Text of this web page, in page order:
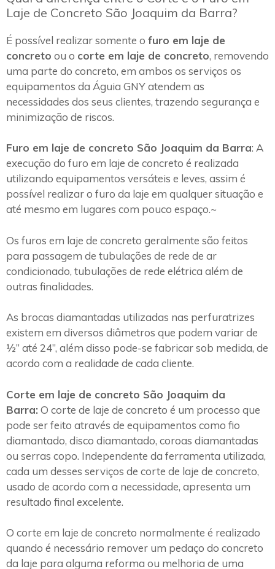
Laje de Concreto São Joaquim da Barra?
É possível realizar somente o furo em laje de
concreto ou o corte em laje de concreto, removendo
uma parte do concreto, em ambos os serviços os
equipamentos da Águia GNY atendem as
necessidades dos seus clientes, trazendo segurança e
minimização de riscos.
Furo em laje de concreto São Joaquim da Barra: A
execução do furo em laje de concreto é realizada
utilizando equipamentos versáteis e leves, assim é
possível realizar o furo da laje em qualquer situação e
até mesmo em lugares com pouco espaço.~
Os furos em laje de concreto geralmente são feitos
para passagem de tubulações de rede de ar
condicionado, tubulações de rede elétrica além de
outras finalidades.
As brocas diamantadas utilizadas nas perfuratrizes
existem em diversos diâmetros que podem variar de
½” até 24”, além disso pode-se fabricar sob medida, de
acordo com a realidade de cada cliente.
Corte em laje de concreto São Joaquim da
Barra: O corte de laje de concreto é um processo que
pode ser feito através de equipamentos como fio
diamantado, disco diamantado, coroas diamantadas
ou serras copo. Independente da ferramenta utilizada,
cada um desses serviços de corte de laje de concreto,
usado de acordo com a necessidade, apresenta um
resultado final excelente.
O corte em laje de concreto normalmente é realizado
quando é necessário remover um pedaço do concreto
da laje para alguma reforma ou melhoria de uma